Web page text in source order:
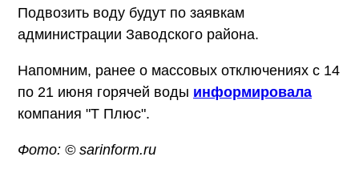
Подвозить воду будут по заявкам
администрации Заводского района.
Напомним, ранее о массовых отключениях с 14
по 21 июня горячей воды информировала
компания "Т Плюс".
Фото: © sarinform.ru